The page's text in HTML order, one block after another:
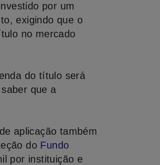
por um
exigindo que o
no mercado
do título será
que a
aplicação também
do Fundo
por instituição e